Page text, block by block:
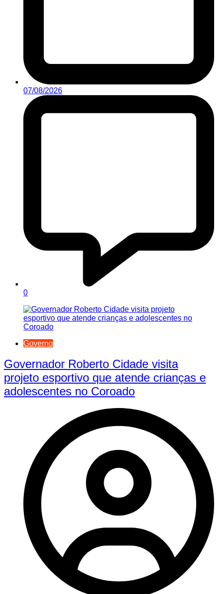
07/08/2026
0
Governo
Governador Roberto Cidade visita
projeto esportivo que atende crianças e
adolescentes no Coroado